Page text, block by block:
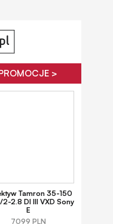
>
Tamron 35-150
2.8 DI III VXD Sony
E
7099 PLN